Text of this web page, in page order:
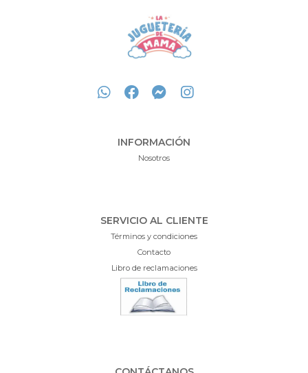
INFORMACIÓN
Nosotros
SERVICIO AL CLIENTE
Términos y condiciones
Contacto
Libro de reclamaciones